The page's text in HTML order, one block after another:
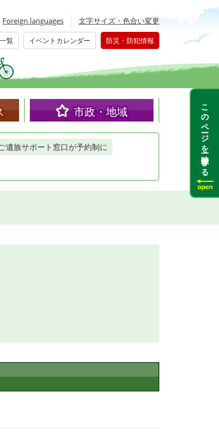
Foreign languages 文字サイズ・色合い変更
覧 イベントカレンダー 防災・防犯情報
市政・地域
遺族サポート窓口が予約制に
このページを一時保存する